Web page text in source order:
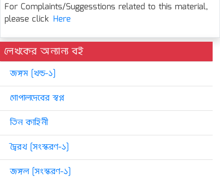
For Complaints/Suggesstions related to this material,
please click Here
লেখকের অন্যান্য বই
জঙ্গম [খন্ড-১]
গোপালদেবের স্বপ্ন
তিন কাহিনী
দ্বৈরথ [সংস্করণ-১]
জঙ্গল [সংস্করণ-১]